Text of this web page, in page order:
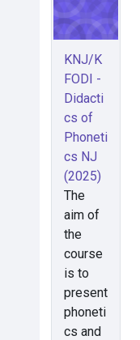
KNJ/K
FODI -
Didacti
cs of
Phoneti
cs NJ
(2025)
The
aim of
the
course
is to
present
phoneti
cs and